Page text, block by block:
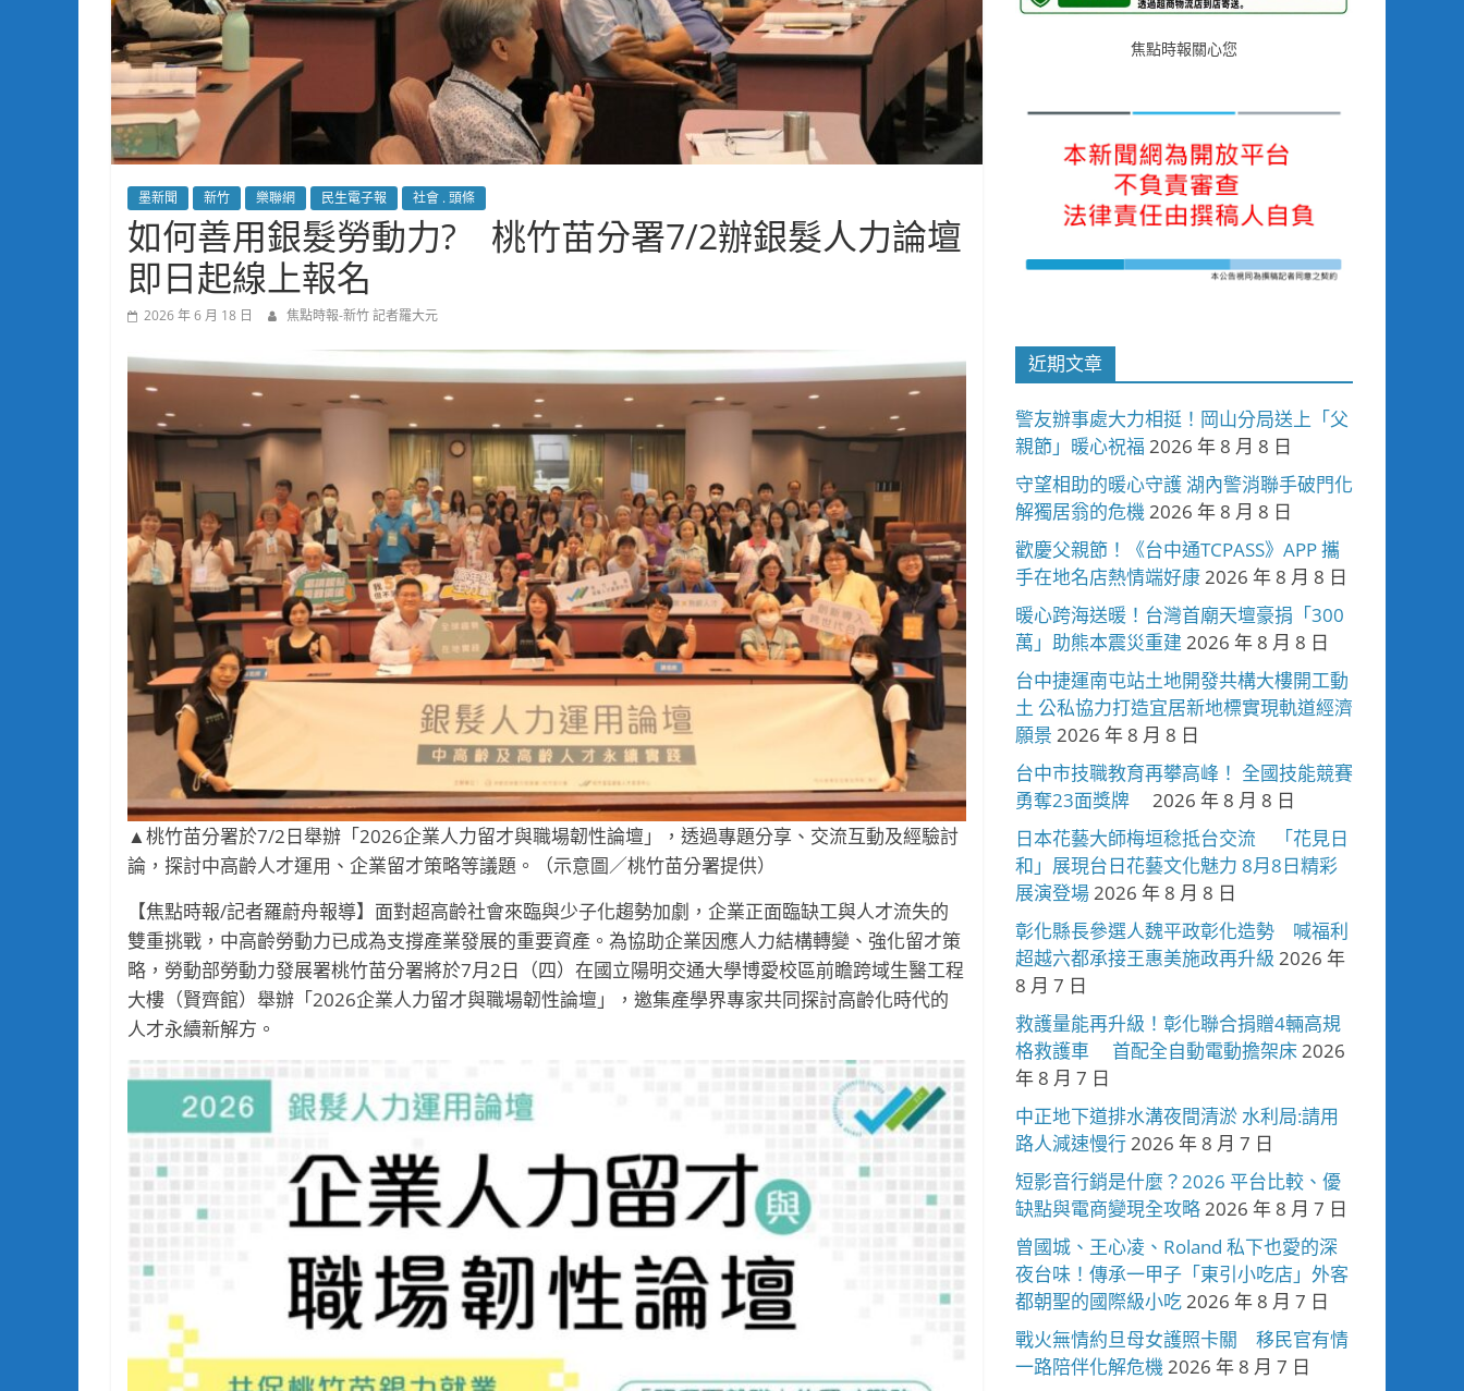
墨新聞 新竹 樂聯網 民生電子報 社會 . 頭條
如何善用銀髮勞動力? 桃竹苗分署7/2辦銀髮人力論壇
即日起線上報名
2026 年 6 月 18 日 焦點時報-新竹 記者羅大元
▲桃竹苗分署於7/2日舉辦「2026企業人力留才與職場韌性論壇」，透過專題分享、交流互動及經驗討
論，探討中高齡人才運用、企業留才策略等議題。（示意圖／桃竹苗分署提供）
【焦點時報/記者羅蔚舟報導】面對超高齡社會來臨與少子化趨勢加劇，企業正面臨缺工與人才流失的
雙重挑戰，中高齡勞動力已成為支撐產業發展的重要資產。為協助企業因應人力結構轉變、強化留才策
略，勞動部勞動力發展署桃竹苗分署將於7月2日（四）在國立陽明交通大學博愛校區前瞻跨域生醫工程
大樓（賢齊館）舉辦「2026企業人力留才與職場韌性論壇」，邀集產學界專家共同探討高齡化時代的
人才永續新解方。
焦點時報關心您
近期文章
警友辦事處大力相挺！岡山分局送上「父
親節」暖心祝福 2026 年 8 月 8 日
守望相助的暖心守護 湖內警消聯手破門化
解獨居翁的危機2026 年 8 月 8 日
歡慶父親節！《台中通TCPASS》APP 攜
手在地名店熱情端好康2026 年 8 月 8 日
暖心跨海送暖！台灣首廟天壇豪捐「300
萬」助熊本震災重建 2026 年 8 月 8 日
台中捷運南屯站土地開發共構大樓開工動
土 公私協力打造宜居新地標實現軌道經濟
願景 2026 年 8 月 8 日
台中市技職教育再攀高峰！ 全國技能競賽
勇奪23面獎牌
2026 年 8 月 8 日
日本花藝大師梅垣稔抵台交流 「花見日
和」展現台日花藝文化魅力 8月8日精彩
展演登場2026 年 8 月 8 日
彰化縣長參選人魏平政彰化造勢 喊福利
超越六都承接王惠美施政再升級 2026 年
8 月 7 日
救護量能再升級！彰化聯合捐贈4輛高規
格救護車 首配全自動電動擔架床2026
年 8 月 7 日
中正地下道排水溝夜間清淤 水利局:請用
路人減速慢行2026 年 8 月 7 日
短影音行銷是什麼？2026 平台比較、優
缺點與電商變現全攻略2026 年 8 月 7 日
曾國城、王心凌、Roland 私下也愛的深
夜台味！傳承一甲子「東引小吃店」外客
都朝聖的國際級小吃2026 年 8 月 7 日
戰火無情約旦母女護照卡關 移民官有情
一路陪伴化解危機2026 年 8 月 7 日